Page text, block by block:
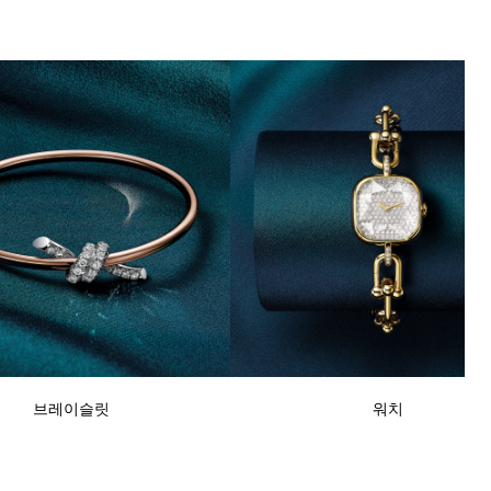
브레이슬릿 워치